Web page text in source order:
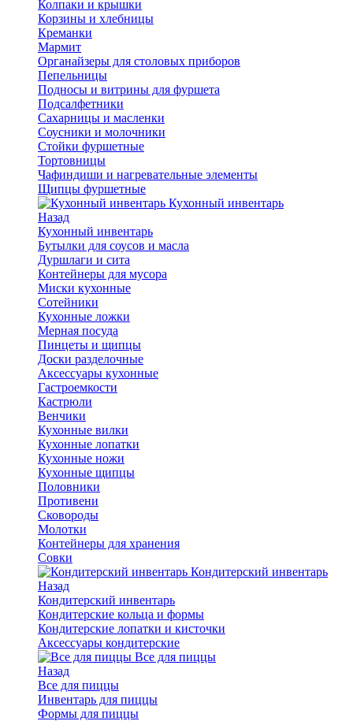
Колпаки и крышки
Корзины и хлебницы
Креманки
Мармит
Органайзеры для столовых приборов
Пепельницы
Подносы и витрины для фуршета
Подсалфетники
Сахарницы и масленки
Соусники и молочники
Стойки фуршетные
Тортовницы
Чафиндиши и нагревательные элементы
Щипцы фуршетные
Кухонный инвентарь
Назад
Кухонный инвентарь
Бутылки для соусов и масла
Дуршлаги и сита
Контейнеры для мусора
Миски кухонные
Сотейники
Кухонные ложки
Мерная посуда
Пинцеты и щипцы
Доски разделочные
Аксессуары кухонные
Гастроемкости
Кастрюли
Венчики
Кухонные вилки
Кухонные лопатки
Кухонные ножи
Кухонные щипцы
Половники
Противени
Сковороды
Молотки
Контейнеры для хранения
Совки
Кондитерский инвентарь
Назад
Кондитерский инвентарь
Кондитерские кольца и формы
Кондитерские лопатки и кисточки
Аксессуары кондитерские
Все для пиццы
Назад
Все для пиццы
Инвентарь для пиццы
Формы для пиццы